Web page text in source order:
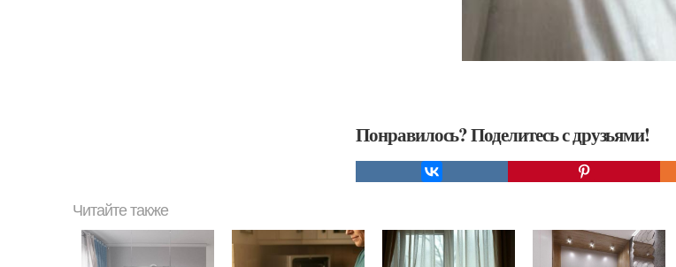
Понравилось? Поделитесь с друзьями!
Читайте также